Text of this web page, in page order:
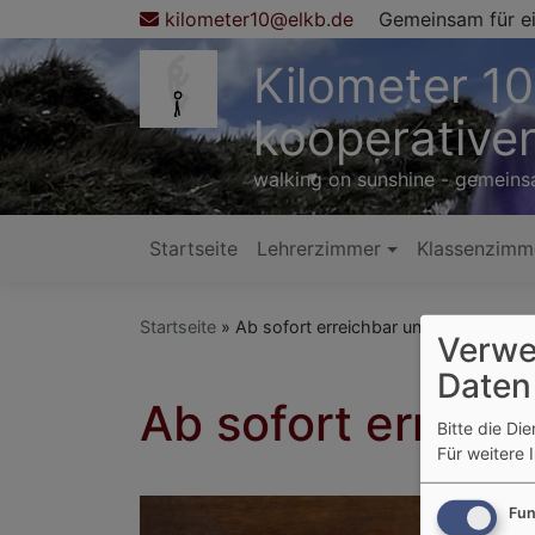
zum
Inhalt
kilometer10@elkb.de Gemeinsam für
Kilometer
walking on sunshine -
Hauptnavigation
Startseite Lehrerzimmer
Startseite Ab sofort erreichbar unter:
Ab sofort
Bitte die
Für weitere